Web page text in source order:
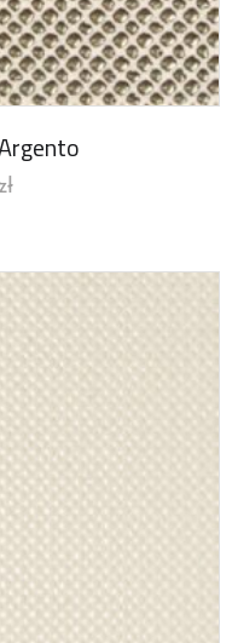
zł